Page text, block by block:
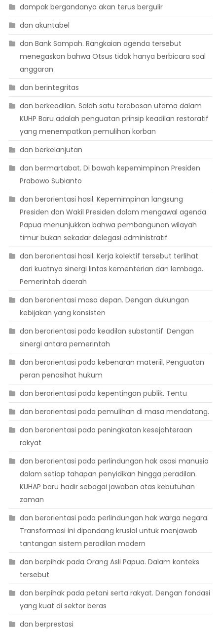
dampak bergandanya akan terus bergulir
dan akuntabel
dan Bank Sampah. Rangkaian agenda tersebut
menegaskan bahwa Otsus tidak hanya berbicara soal
anggaran
dan berintegritas
dan berkeadilan. Salah satu terobosan utama dalam
KUHP Baru adalah penguatan prinsip keadilan restoratif
yang menempatkan pemulihan korban
dan berkelanjutan
dan bermartabat. Di bawah kepemimpinan Presiden
Prabowo Subianto
dan berorientasi hasil. Kepemimpinan langsung
Presiden dan Wakil Presiden dalam mengawal agenda
Papua menunjukkan bahwa pembangunan wilayah
timur bukan sekadar delegasi administratif
dan berorientasi hasil. Kerja kolektif tersebut terlihat
dari kuatnya sinergi lintas kementerian dan lembaga.
Pemerintah daerah
dan berorientasi masa depan. Dengan dukungan
kebijakan yang konsisten
dan berorientasi pada keadilan substantif. Dengan
sinergi antara pemerintah
dan berorientasi pada kebenaran materiil. Penguatan
peran penasihat hukum
dan berorientasi pada kepentingan publik. Tentu
dan berorientasi pada pemulihan di masa mendatang.
dan berorientasi pada peningkatan kesejahteraan
rakyat
dan berorientasi pada perlindungan hak asasi manusia
dalam setiap tahapan penyidikan hingga peradilan.
KUHAP baru hadir sebagai jawaban atas kebutuhan
zaman
dan berorientasi pada perlindungan hak warga negara.
Transformasi ini dipandang krusial untuk menjawab
tantangan sistem peradilan modern
dan berpihak pada Orang Asli Papua. Dalam konteks
tersebut
dan berpihak pada petani serta rakyat. Dengan fondasi
yang kuat di sektor beras
dan berprestasi